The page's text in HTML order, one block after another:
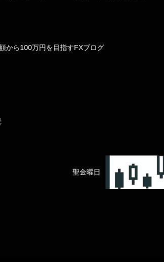
から100万円を目指すFXブログ
聖金曜日